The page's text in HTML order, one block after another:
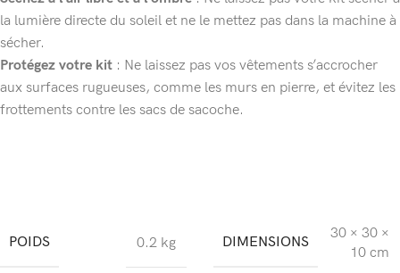
la lumière directe du soleil et ne le mettez pas dans la machine à
sécher.
Protégez votre kit : Ne laissez pas vos vêtements s’accrocher
aux surfaces rugueuses, comme les murs en pierre, et évitez les
frottements contre les sacs de sacoche.
POIDS 0.2 kg DIMENSIONS
30 × 30 ×
10 cm